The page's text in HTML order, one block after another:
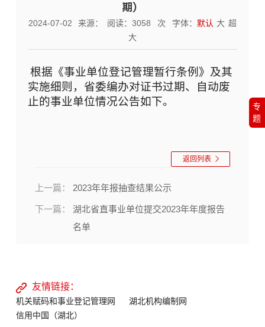
期）
2024-07-02 来源： 阅读：3058 次 字体： 默认 大 超
大
根据《事业单位登记管理暂行条例》及其
实施细则，省委编办对证书过期、自动废
止的事业单位情况公告如下。
返回列表
上一篇： 2023年年报抽查结果公示
下一篇：
湖北省直事业单位提交2023年年度报告
名单
友情链接：
机关赋码和事业登记管理网
湖北机构编制网
信用中国（湖北）
专
题